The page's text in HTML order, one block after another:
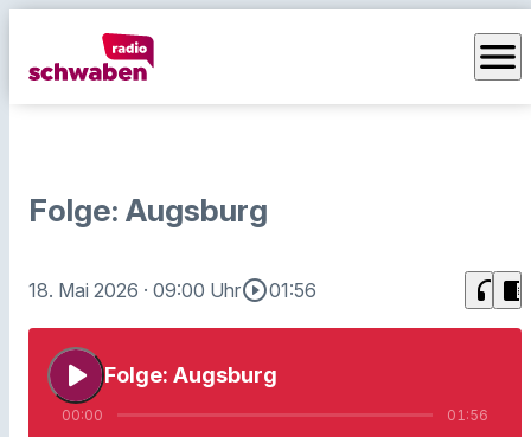
menu
Folge: Augsburg
18. Mai 2026 · 09:00 Uhrplay_circle_outline01:56 headphones chrome_reader_mode
play_arrow Folge: Augsburg
00:00 01:56